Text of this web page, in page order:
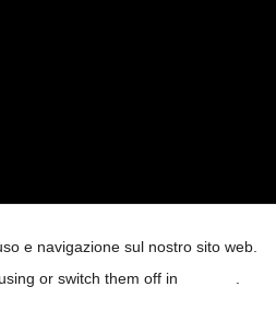
e navigazione sul nostro sito web.
or switch them off in